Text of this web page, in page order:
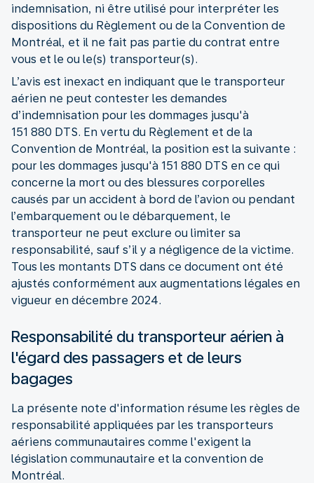
indemnisation, ni être utilisé pour interpréter les
dispositions du Règlement ou de la Convention de
Montréal, et il ne fait pas partie du contrat entre
vous et le ou le(s) transporteur(s).
L’avis est inexact en indiquant que le transporteur
aérien ne peut contester les demandes
d’indemnisation pour les dommages jusqu'à
151 880 DTS. En vertu du Règlement et de la
Convention de Montréal, la position est la suivante :
pour les dommages jusqu'à 151 880 DTS en ce qui
concerne la mort ou des blessures corporelles
causés par un accident à bord de l’avion ou pendant
l’embarquement ou le débarquement, le
transporteur ne peut exclure ou limiter sa
responsabilité, sauf s’il y a négligence de la victime.
Tous les montants DTS dans ce document ont été
ajustés conformément aux augmentations légales en
vigueur en décembre 2024.
Responsabilité du transporteur aérien à
l'égard des passagers et de leurs
bagages
La présente note d'information résume les règles de
responsabilité appliquées par les transporteurs
aériens communautaires comme l'exigent la
législation communautaire et la convention de
Montréal.